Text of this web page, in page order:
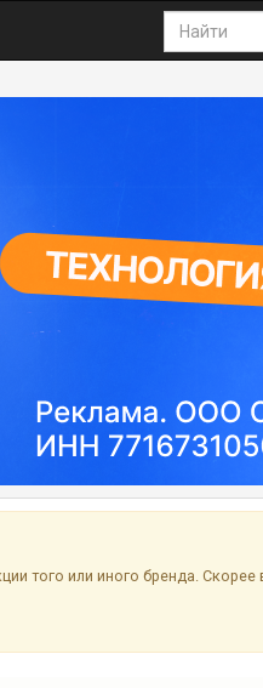
того или иного бренда. Скорее